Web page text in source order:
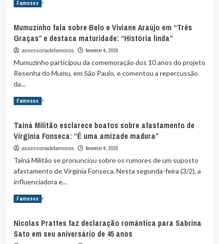
cantor
Nego
após
polêmica:
“Prefiro
esquecer”
Read More
Vencedor
do
The
Singer,
Diego
em
de
Belo
Horizonte
Famosos
Mumuzinho fala sobre Belo e Viviane Araújo em “Três
Graças” e destaca maturidade: “História linda”
assessoriadefamosos fevereiro 4, 2026
Mumuzinho participou da comemoração dos 10 anos do projeto
Resenha do Mumu, em São Paulo, e comentou a repercussão
da...
Read MoreRead
Mumuzinho
fala
sobre
e
Viviane
Araújo
“Três
e
destaca
maturidade:
Famosos
Tainá Militão esclarece boatos sobre afastamento de
Virginia Fonseca: “É uma amizade madura”
assessoriadefamosos fevereiro 4, 2026
Tainá Militão se pronunciou sobre os rumores de um suposto
afastamento de Virginia Fonseca. Nesta segunda-feira (3/2), a
influenciadora e...
Read MoreRead
Tainá
Militão
Famosos
Nicolas Prattes faz declaração romântica para Sabrina
Sato em seu aniversário de 45 anos